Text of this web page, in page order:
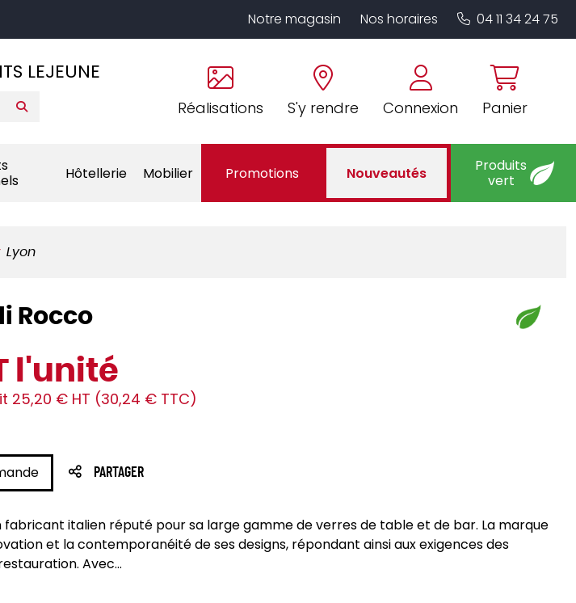
Réalisations S'y rendre Connexion Panier
LEJEUNE
Notre magasin Nos horaires 04 11 34 24 75
Hôtellerie Mobilier Promotions Nouveautés
Produits
vert
Lyon
Rocco
l'unité
25,20 € HT (30,24 € TTC)
PARTAGER
fabricant italien réputé pour sa large gamme de verres de table et de bar. La marque
et la contemporanéité de ses designs, répondant ainsi aux exigences des
Avec...